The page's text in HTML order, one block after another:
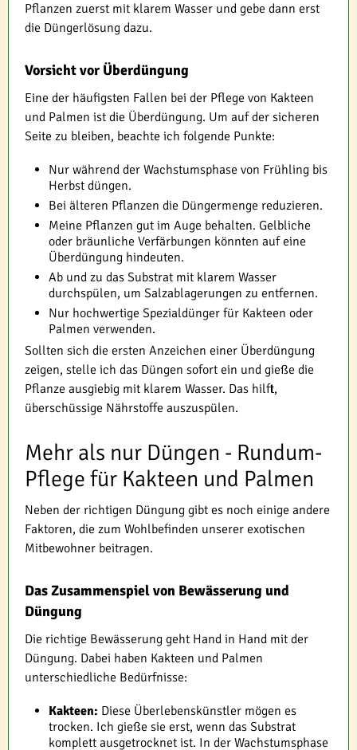
Pflanzen zuerst mit klarem Wasser und gebe dann erst
die Düngerlösung dazu.
Vorsicht vor Überdüngung
Eine der häufigsten Fallen bei der Pflege von Kakteen
und Palmen ist die Überdüngung. Um auf der sicheren
Seite zu bleiben, beachte ich folgende Punkte:
Nur während der Wachstumsphase von Frühling bis
Herbst düngen.
Bei älteren Pflanzen die Düngermenge reduzieren.
Meine Pflanzen gut im Auge behalten. Gelbliche
oder bräunliche Verfärbungen könnten auf eine
Überdüngung hindeuten.
Ab und zu das Substrat mit klarem Wasser
durchspülen, um Salzablagerungen zu entfernen.
Nur hochwertige Spezialdünger für Kakteen oder
Palmen verwenden.
Sollten sich die ersten Anzeichen einer Überdüngung
zeigen, stelle ich das Düngen sofort ein und gieße die
Pflanze ausgiebig mit klarem Wasser. Das hilft,
überschüssige Nährstoffe auszuspülen.
Mehr als nur Düngen - Rundum-
Pflege für Kakteen und Palmen
Neben der richtigen Düngung gibt es noch einige andere
Faktoren, die zum Wohlbefinden unserer exotischen
Mitbewohner beitragen.
Das Zusammenspiel von Bewässerung und
Düngung
Die richtige Bewässerung geht Hand in Hand mit der
Düngung. Dabei haben Kakteen und Palmen
unterschiedliche Bedürfnisse:
Kakteen: Diese Überlebenskünstler mögen es
trocken. Ich gieße sie erst, wenn das Substrat
komplett ausgetrocknet ist. In der Wachstumsphase